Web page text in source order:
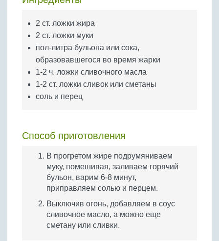
Бобовые
Яйца
Крупы
2 ст. ложки жира
2 ст. ложки муки
пол-литра бульона или сока,
образовавшегося во время жарки
1-2 ч. ложки сливочного масла
1-2 ст. ложки сливок или сметаны
соль и перец
Способ приготовления
В прогретом жире подрумяниваем
муку, помешивая, заливаем горячий
бульон, варим 6-8 минут,
приправляем солью и перцем.
Выключив огонь, добавляем в соус
сливочное масло, а можно еще
сметану или сливки.